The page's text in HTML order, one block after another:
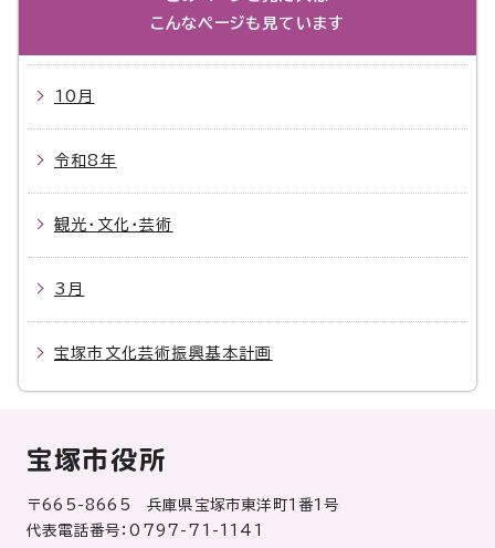
こんなページも見ています
10月
令和8年
観光・文化・芸術
3月
宝塚市文化芸術振興基本計画
宝塚市役所
〒665-8665 兵庫県宝塚市東洋町1番1号
代表電話番号：0797-71-1141